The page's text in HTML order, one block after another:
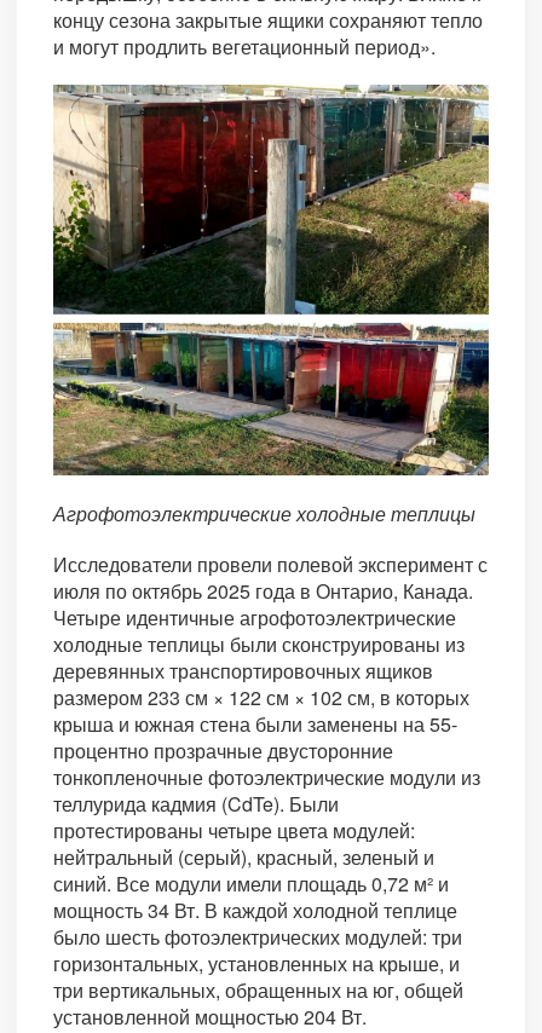
концу сезона закрытые ящики сохраняют тепло
и могут продлить вегетационный период».
Агрофотоэлектрические холодные теплицы
Исследователи провели полевой эксперимент с
июля по октябрь 2025 года в Онтарио, Канада.
Четыре идентичные агрофотоэлектрические
холодные теплицы были сконструированы из
деревянных транспортировочных ящиков
размером 233 см × 122 см × 102 см, в которых
крыша и южная стена были заменены на 55-
процентно прозрачные двусторонние
тонкопленочные фотоэлектрические модули из
теллурида кадмия (CdTe). Были
протестированы четыре цвета модулей:
нейтральный (серый), красный, зеленый и
синий. Все модули имели площадь 0,72 м² и
мощность 34 Вт. В каждой холодной теплице
было шесть фотоэлектрических модулей: три
горизонтальных, установленных на крыше, и
три вертикальных, обращенных на юг, общей
установленной мощностью 204 Вт.